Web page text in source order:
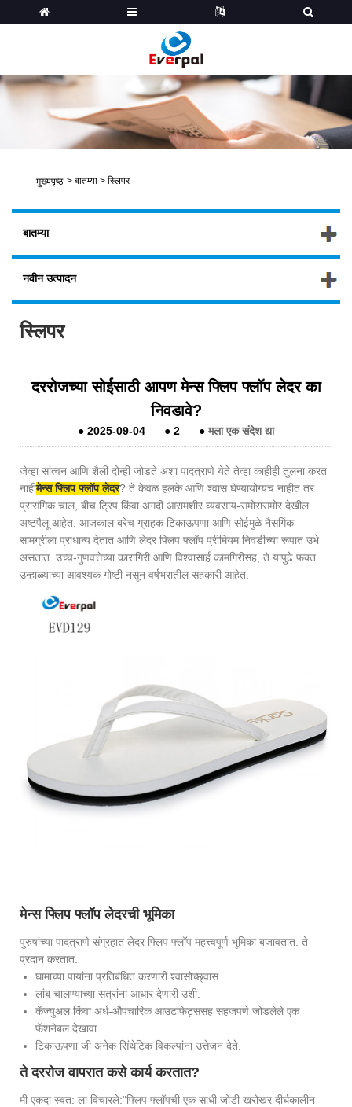
मुख्यपृष्ठ > बातम्या > स्लिपर
बातम्या
नवीन उत्पादन
स्लिपर
दररोजच्या सोईसाठी आपण मेन्स फ्लिप फ्लॉप लेदर का
निवडावे?
● 2025-09-04 ● 2 ● मला एक संदेश द्या
जेव्हा सांत्वन आणि शैली दोन्ही जोडते अशा पादत्राणे येते तेव्हा काहीही तुलना करत
नाहीमेन्स फ्लिप फ्लॉप लेदर? ते केवळ हलके आणि श्वास घेण्यायोग्यच नाहीत तर
प्रासंगिक चाल, बीच ट्रिप किंवा अगदी आरामशीर व्यवसाय-समोरासमोर देखील
अष्टपैलू आहेत. आजकाल बरेच ग्राहक टिकाऊपणा आणि सोईमुळे नैसर्गिक
सामग्रीला प्राधान्य देतात आणि लेदर फ्लिप फ्लॉप प्रीमियम निवडीच्या रूपात उभे
असतात. उच्च-गुणवत्तेच्या कारागिरी आणि विश्वासार्ह कामगिरीसह, ते यापुढे फक्त
उन्हाळ्याच्या आवश्यक गोष्टी नसून वर्षभरातील सहकारी आहेत.
मेन्स फ्लिप फ्लॉप लेदरची भूमिका
पुरुषांच्या पादत्राणे संग्रहात लेदर फ्लिप फ्लॉप महत्त्वपूर्ण भूमिका बजावतात. ते
प्रदान करतात:
घामाच्या पायांना प्रतिबंधित करणारी श्वासोच्छ्वास.
लांब चालण्याच्या सत्रांना आधार देणारी उशी.
कॅज्युअल किंवा अर्ध-औपचारिक आउटफिट्ससह सहजपणे जोडलेले एक
फॅशनेबल देखावा.
टिकाऊपणा जी अनेक सिंथेटिक विकल्पांना उत्तेजन देते.
ते दररोज वापरात कसे कार्य करतात?
मी एकदा स्वत: ला विचारले:"फ्लिप फ्लॉपची एक साधी जोडी खरोखर दीर्घकालीन